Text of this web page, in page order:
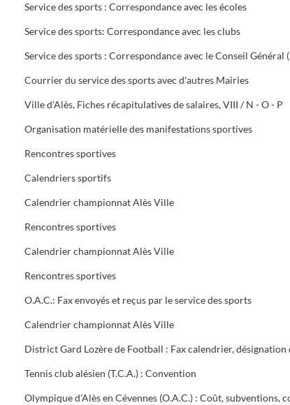
Service des sports : Correspondance avec les écoles
Service des sports: Correspondance avec les clubs
Courrier du service des sports avec d'autres Mairies
Ville d'Alès, Fiches récapitulatives de salaires, VIII / N - O - P
Organisation matérielle des manifestations sportives
Rencontres sportives
Calendriers sportifs
Calendrier championnat Alès Ville
Rencontres sportives
Calendrier championnat Alès Ville
Rencontres sportives
O.A.C.: Fax envoyés et reçus par le service des sports
Calendrier championnat Alès Ville
Tennis club alésien (T.C.A.) : Convention